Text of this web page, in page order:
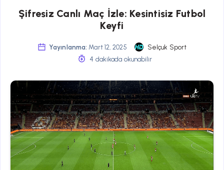
Şifresiz Canlı Maç İzle: Kesintisiz Futbol
Keyfi
Yayınlanma: Mart 12, 2025
Selçuk Sport
4 dakikada okunabilir